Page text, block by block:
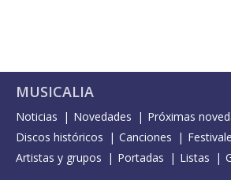
MUSICALIA
Noticias Novedades
Próximas
Discos históricos
Canciones
Artistas y grupos
Portadas Listas